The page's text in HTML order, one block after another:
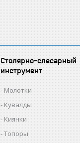
Столярно-слесарный
инструмент
Молотки
Кувалды
Киянки
Топоры